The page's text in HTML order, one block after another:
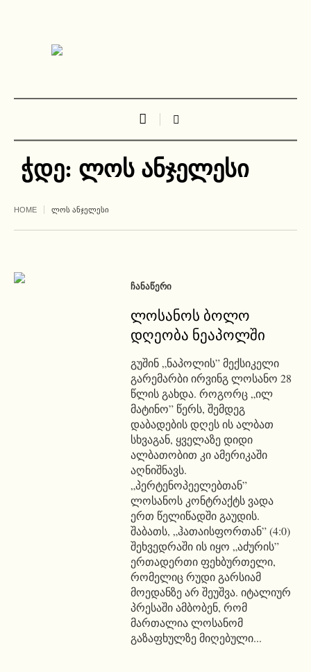
ჭდე: ლოს ანჯელესი
HOME ᲚᲝᲡ ᲐᲜᲯᲔᲚᲔᲡᲘ
ᲩᲐᲜᲐᲬᲔᲠᲘ
ლოსანოს ბოლო
დღეობა ნეაპოლში
გუშინ „ნაპოლის” მექსიკელი
გარემარბი ირვინგ ლოსანო 28
წლის გახდა. როგორც „ილ
მატინო” წერს, შემდეგ
დაბადების დღეს ის ალბათ
სხვაგან, ყველაზე დიდი
ალბათობით კი ამერიკაში
აღნიშნავს.
„პერტენოპეელებთან”
ლოსანოს კონტრაქტს ვადა
ერთ წელიწადში გაუდის.
შაბათს, „ჰათაისფორთან” (4:0)
შეხვედრაში ის იყო „აძურის”
ერთადერთი ფეხბურთელი,
რომელიც რუდი გარსიამ
მოედანზე არ შეუშვა. იტალიურ
პრესაში ამბობენ, რომ
მართალია ლოსანომ
გაზაფხულზე მიღებული...